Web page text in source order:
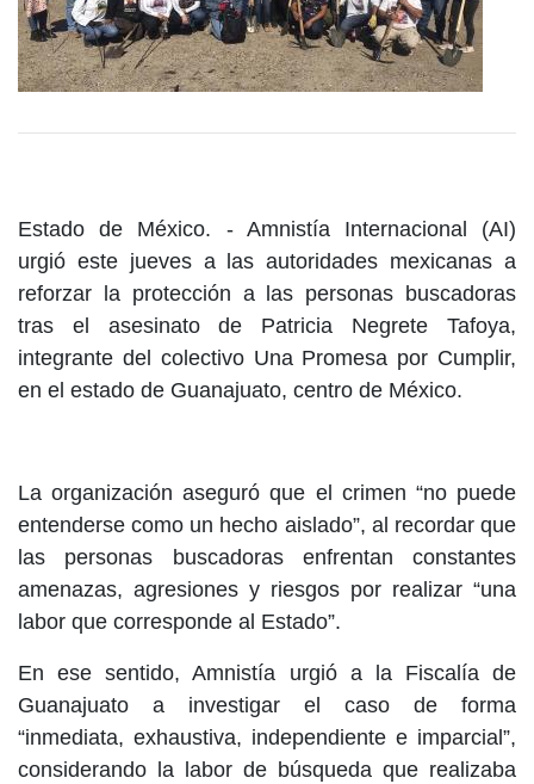
Estado de México. - Amnistía Internacional (AI)
urgió este jueves a las autoridades mexicanas a
reforzar la protección a las personas buscadoras
tras el asesinato de Patricia Negrete Tafoya,
integrante del colectivo Una Promesa por Cumplir,
en el estado de Guanajuato, centro de México.
La organización aseguró que el crimen “no puede
entenderse como un hecho aislado”, al recordar que
las personas buscadoras enfrentan constantes
amenazas, agresiones y riesgos por realizar “una
labor que corresponde al Estado”.
En ese sentido, Amnistía urgió a la Fiscalía de
Guanajuato a investigar el caso de forma
“inmediata, exhaustiva, independiente e imparcial”,
considerando la labor de búsqueda que realizaba